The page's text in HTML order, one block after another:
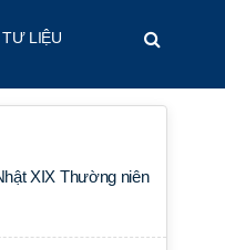
TƯ LIỆU
XIX Thường niên